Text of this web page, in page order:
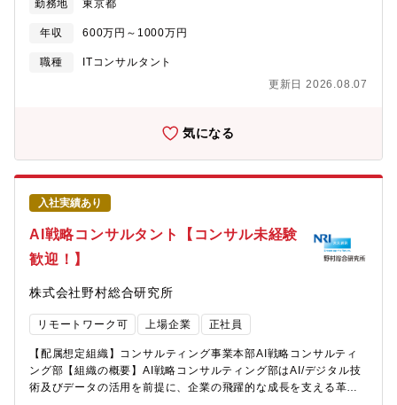
織としてのミッション】持続可能なデジタル社会を実現すべく、
世界トップのテクノロジー開発に挑戦し、スピーディに新たなコ
働き方について ・全社で年間80％以上の在宅勤務活用率。 ・コア
タイム無しのフレックスタイム制、子育て、介護、私用問わず私
き活きと働くための社内カルチャーの変革にも積極的に取り組み
中。 ■キャリアについて ・自律的なキャリア形成を推進し、グル
ープ全体でポスティング制度やFA制度が利用可能。 ・各部組織エ
ンゲージメントを高める活動にも力を入れており、定着する職場
環境の風土醸成が心がけられております。
実行、そして組織への定着まで一気通貫で内製化支援します。
【職務内容】ご経験やスキルに応じて、以下の業務をチームで分
担しながら、データサイエンティストとも協業しながらリードし
ていただきます。■生成AI全社変革・AI開発プロジェクトのコンサ
対し、生成AIやAIを活用したソリューションを提案し、企業の業
ステム実装、効果検証から、AI人材育成・組織変革に至るまで、
プロジェクト全体を一気通貫でリード・管理■SIGNATEコンペテ
ィション事業のプロジェクトマネジメント・データサイエンティ
スト等と連携し、大手企業や官公庁（防衛装備庁、NEDO等）が
主催するAI開発コンペティションをプロジェクトマネージャーと
して推進・クライアント、官公庁、有識者委員会など、多様なス
テークホルダーとの調整を担い、プロジェクトを成功に導く■AI研
修/生成AIビジネス活用ワークショップの研修講師など人材育成・
企業のDX内製化を支援するため、主に生成AI活用などをテーマと
の企業のDX支援実績を持つプロフェッショナルとして、自ら講
【過去の取り組み】●経済産業省デジタル人材育成プラットフォー
ム「マナビDX」等多数【CEOについて】CEOの齊藤氏は、経済
企画や牽引する立場として、国やステークホルダーを巻き込み日
本のDX推進をしてきました。デジタル推進人材育成プログラム
『マナビDX Quest（https://dxq.manabi-dx.ipa.go.jp/）』は、そ
勤務地 東京都
年収 600万円～1000万円
職種
ITコンサルタント
更新日 2026.08.07
気になる
入社実績あり
AI戦略コンサルタント【コンサル未経験
歓迎！】
株式会社野村総合研究所
リモートワーク可 上場企業 正社員
【配属想定組織】コンサルティング事業本部AI戦略コンサルティ
ング部【組織の概要】AI戦略コンサルティング部はAI/デジタル技
術及びデータの活用を前提に、企業の飛躍的な成長を支える革新